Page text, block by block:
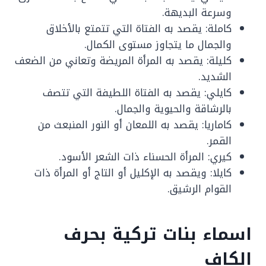
وسرعة البديهة.
كاملة: يقصد به الفتاة التي تتمتع بالأخلاق
والجمال ما يتجاوز مستوى الكمال.
كليلة: يقصد به المرأة المريضة وتعاني من الضعف
الشديد.
كايلي: يقصد به الفتاة اللطيفة التي تتصف
بالرشاقة والحيوية والجمال.
كاماريا: يقصد به اللمعان أو النور المنبعث من
القمر.
كيري: المرأة الحسناء ذات الشعر الأسود.
كايلا: ويقصد به الإكليل أو التاج أو المرأة ذات
القوام الرشيق.
اسماء بنات تركية بحرف
الكاف